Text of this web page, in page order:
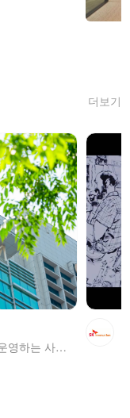
더보기
스테이지나인은 코워킹스페이스를 운영하는 사원수 30명 규모의 중소기업입니다. 본사는 서울 강남구 테헤란로79길 6 (삼성동, 제이에스타워)에 위치하고 있으며 서울, 송도, 광주 등 전국 5개 지점을 운영하고 있습니다.